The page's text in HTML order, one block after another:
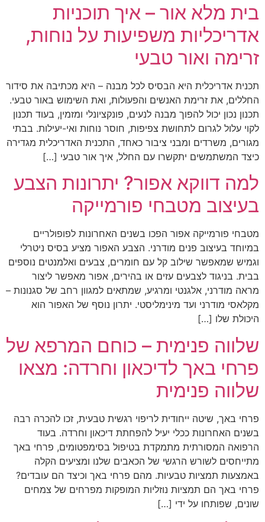
בית מלא אור – איך תוכניות
אדריכליות משפיעות על נוחות,
זרימה ואור טבעי
תכנית אדריכלית היא הבסיס לכל מבנה – היא מכתיבה את סידור
החללים, את זרימת האנשים והפעולות, ואת השימוש באור טבעי.
תכנון נכון יכול להפוך מבנה לנעים, פונקציונלי ומזמין, בעוד תכנון
לקוי עלול לגרום לתחושת צפיפות, חוסר נוחות ואי-יעילות. בבתי
מגורים, משרדים ומבני ציבור כאחד, התכנית האדריכלית מגדירה
כיצד המשתמשים יתקשרו עם החלל, איך אור טבעי […]
למה דווקא אפור? יתרונות הצבע
בעיצוב מטבחי פורמייקה
מטבחי פורמייקה אפור הפכו בשנים האחרונות לפופולריים
במיוחד בעיצוב פנים מודרני. הצבע האפור מציע בסיס ניטרלי
וגמיש שמאפשר שילוב קל עם חומרים, צבעים ואלמנטים נוספים
בבית. בניגוד לצבעים עזים או בהירים, אפור מאפשר ליצור
מראה מודרני, אלגנטי ומרגיע, שמתאים למגוון רחב של סגנונות –
מקלאסי מודרני ועד מינימליסטי. יתרון נוסף של האפור הוא
היכולת שלו […]
שלווה פנימית – כוחם המרפא של
פרחי באך לדיכאון וחרדה: מצאו
שלווה פנימית
פרחי באך, שיטה ייחודית לריפוי רגשית טבעית, זכו להכרה רבה
בשנים האחרונות ככלי יעיל להפחתת דיכאון וחרדה. בעוד
הרפואה המסורתית מתמקדת בטיפול בסימפטומים, פרחי באך
מתייחסים לשורש הרגשי של הכאבים שלנו ומציעים הקלה
באמצעות תמציות טבעיות. מהם פרחי באך וכיצד הם עובדים?
פרחי באך הם תמציות נוזליות המופקות מפרחים של צמחים
שונים, שפותחו על ידי […]